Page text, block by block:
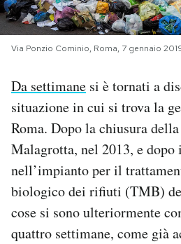
NEWSLETTER
SHOP
CALENDARIO
AREA PERSONALE
Area Personale
Via Ponzio Cominio, Roma, 7 gennaio
Da settimane si è tornati a
situazione in cui si trova la
Roma. Dopo la chiusura
Malagrotta, nel 2013, e
nell’impianto per il
biologico dei rifiuti (TMB)
cose si sono ulteriormente
quattro settimane, come già